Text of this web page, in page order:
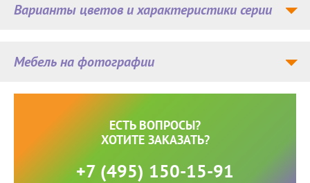
Мебель на фотографии
Варианты цветов и характеристики серии
ЕСТЬ ВОПРОСЫ?
ХОТИТЕ ЗАКАЗАТЬ?
+7 (495) 150-15-91